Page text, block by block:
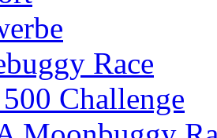
Race
Challenge